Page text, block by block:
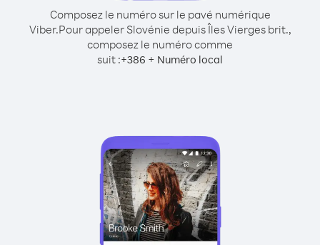
Composez le numéro sur le pavé numérique
Viber.Pour appeler Slovénie depuis Îles Vierges brit.,
composez le numéro comme
suit :+386 + Numéro local